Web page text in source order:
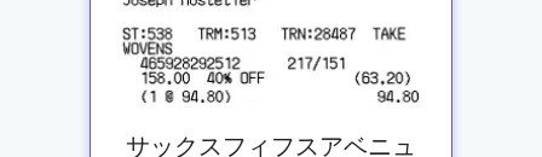
サックスフィフスアベニュ